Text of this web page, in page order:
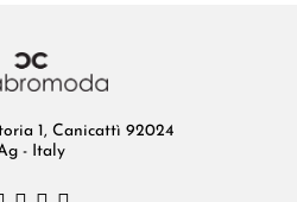
1, Canicattì 92024
- Italy